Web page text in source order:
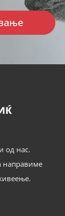
од нас.
направиме